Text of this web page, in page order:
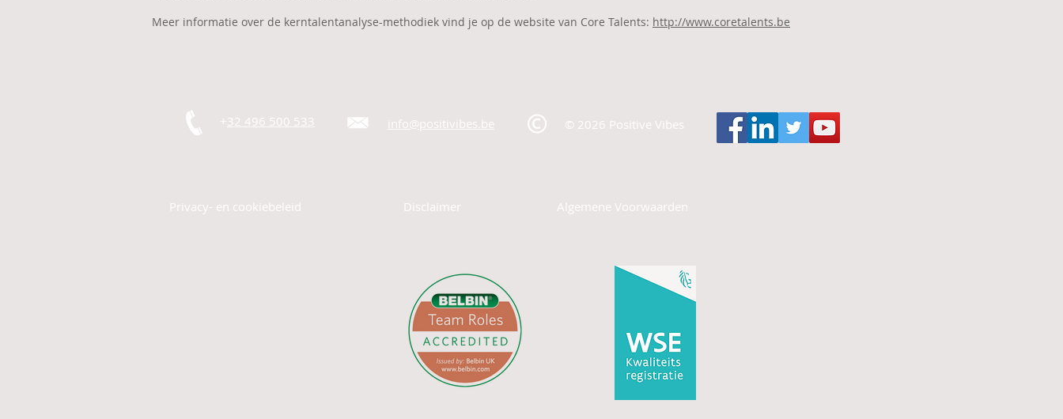
Meer informatie over de kerntalentanalyse-methodiek vind je op de website van Core Talents: http://www.coretalents.be
+ 32 496 500 533 info@positivibes.be © 2026 Positive Vibes
Privacy- en cookiebeleid Disclaimer Algemene Voorwaarden